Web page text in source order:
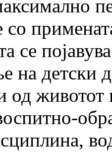
со
се
на детски
животот